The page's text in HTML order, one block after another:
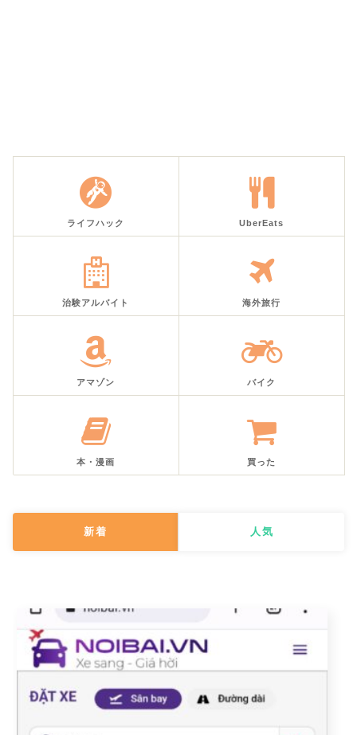
ライフハック UberEats
治験アルバイト 海外旅行
アマゾン バイク
本・漫画 買った
新着 人気